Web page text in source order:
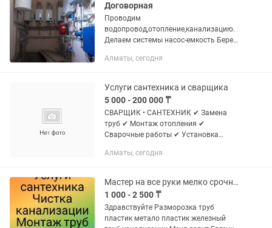
Договорная
Проводим
водопровод,отопление,канализацию.
Делаем системы насос-емкость Берем
.установка санфаянса газовых котлов
конвекторов,газовых...
Алматы, сегодня
Услуги сантехника и сварщика
5 000 - 200 000 ₸
СВАРЩИК • САНТЕХНИК ✔ Замена
труб ✔ Монтаж отопления ✔
Сварочные работы ✔ Установка
Замена радиаторов
Алматы, сегодня
Мастер на все руки мелко срочный ремонт
1 000 - 2 500 ₸
Здpавcтвуйтe Разморозка труб
пластик метало пластик железный